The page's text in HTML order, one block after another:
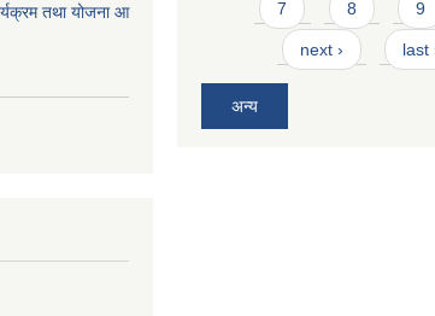
तथा योजना आ
7 8 9
next › last
अन्य